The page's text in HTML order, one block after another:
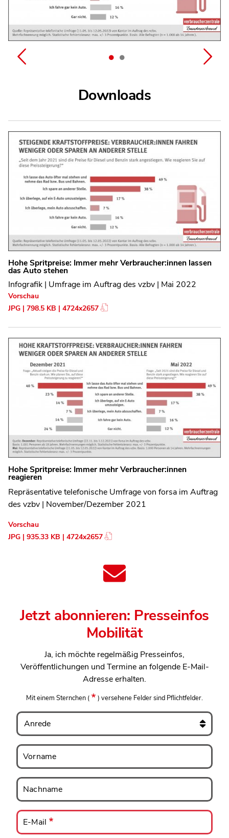
Downloads
Hohe Spritpreise: Immer mehr Verbraucher:innen lassen
das Auto stehen
Infografik | Umfrage im Auftrag des vzbv | Mai 2022
Vorschau
JPG | 798.5 KB | 4724x2657
Hohe Spritpreise: Immer mehr Verbraucher:innen
reagieren
Repräsentative telefonische Umfrage von forsa im Auftrag
des vzbv | November/Dezember 2021
Vorschau
JPG | 935.33 KB | 4724x2657
Jetzt abonnieren: Presseinfos
Mobilität
Ja, ich möchte regelmäßig Presseinfos,
Veröffentlichungen und Termine an folgende E-Mail-
Adresse erhalten.
Mit einem Sternchen ( ) versehene Felder sind Pflichtfelder.
Anrede
Vorname
Vorname
Nachname
Nachname
E-
Mail
E-Mail